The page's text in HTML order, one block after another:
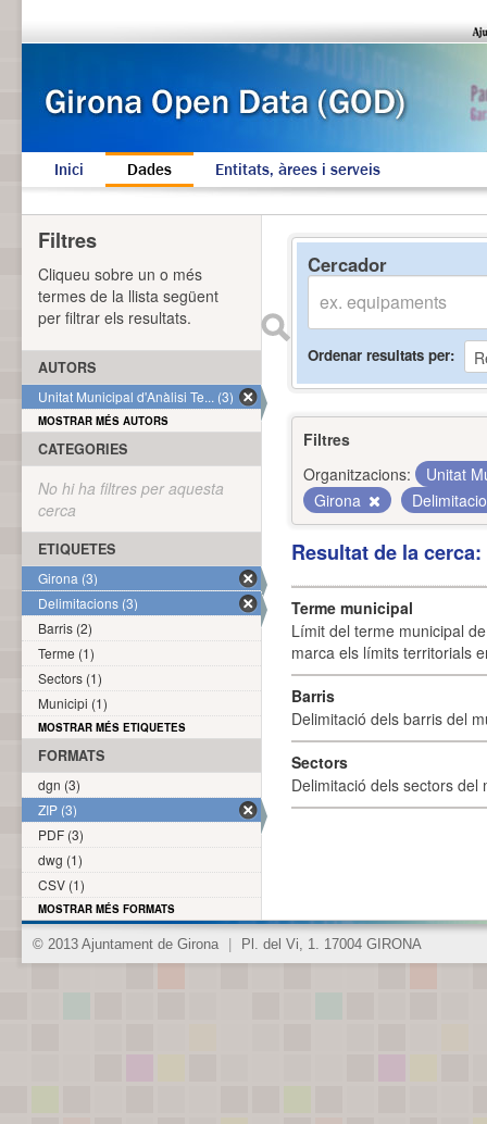
Inici Dades Entitats, àrees i serveis
Cercador
Ordenar resultats per
Filtres
Organitzacions:
Unitat
Girona
Resultat de la
Terme municipal
Límit del terme municipal
marca els límits territorials
Barris
Delimitació dels barris del
Sectors
Delimitació dels sectors del
Filtres
Cliqueu sobre un o més
termes de la llista següent
per filtrar els resultats.
AUTORS
Unitat Municipal d'Anàlisi Te... (3)
MOSTRAR MÉS AUTORS
CATEGORIES
No hi ha filtres per aquesta
cerca
ETIQUETES
Girona (3)
Delimitacions (3)
Barris (2)
Terme (1)
Sectors (1)
Municipi (1)
MOSTRAR MÉS ETIQUETES
FORMATS
dgn (3)
ZIP (3)
PDF (3)
dwg (1)
CSV (1)
MOSTRAR MÉS FORMATS
© 2013 Ajuntament de Girona Pl. del Vi, 1. 17004 GIRONA